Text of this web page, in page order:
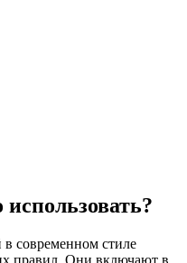
в современном стиле
правил. Они включают в